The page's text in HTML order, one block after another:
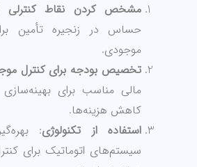
مشخص کردن نقاط کنترلی
حساس در زنجیره تأمین
موجودی.
تخصیص بودجه برای کنترل
مالی مناسب برای
کاهش هزینه‌ها.
استفاده از تکنولوژی:
سیستم‌های اتوماتیک برای